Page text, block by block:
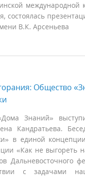
состоялась
В.К. Арсеньева
Общество
Знаний»
Кандратьева.
в единой
«Как не выгореть
Дальневосточного
с задачами